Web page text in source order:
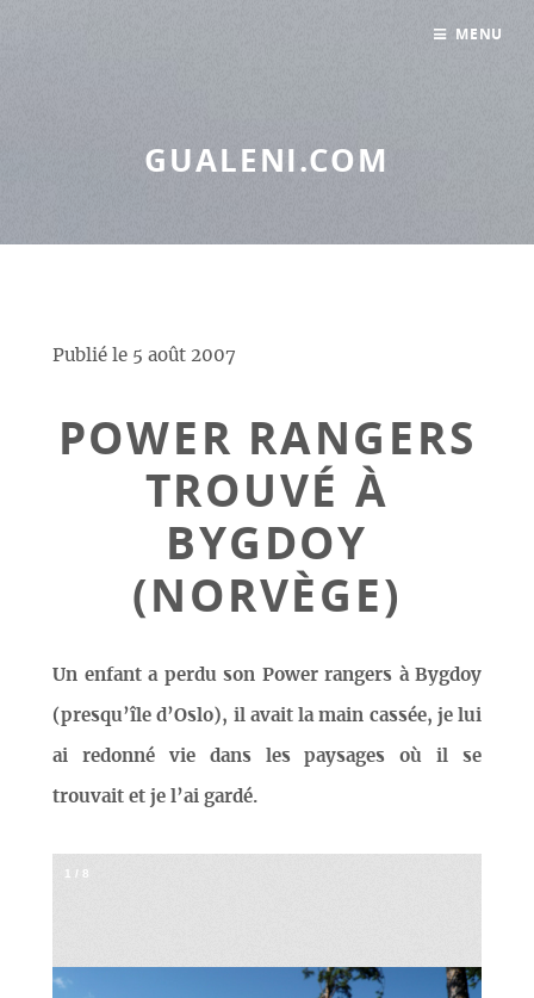
GUALENI.COM
Publié le 5 août 2007
POWER RANGERS
TROUVÉ À
BYGDOY
(NORVÈGE)
Un enfant a perdu son Power rangers à Bygdoy
(presqu’île d’Oslo), il avait la main cassée, je lui
ai redonné vie dans les paysages où il se
trouvait et je l’ai gardé.
1 / 8
MENU